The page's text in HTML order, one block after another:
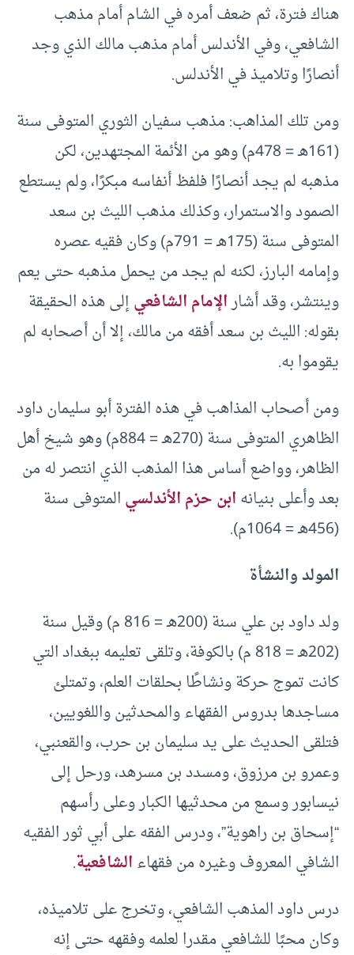
هناك فترة، ثم ضعف أمره في الشام أمام مذهب
الشافعي، وفي الأندلس أمام مذهب مالك الذي وجد
أنصارًا وتلاميذ في الأندلس.
ومن تلك المذاهب: مذهب سفيان الثوري المتوفى سنة
(161هـ = 478م) وهو من الأئمة المجتهدين، لكن
مذهبه لم يجد أنصارًا فلفظ أنفاسه مبكرًا، ولم يستطع
الصمود والاستمرار، وكذلك مذهب الليث بن سعد
المتوفى سنة (175هـ = 791م) وكان فقيه عصره
وإمامه البارز، لكنه لم يجد من يحمل مذهبه حتى يعم
وينتشر، وقد أشارالإمام الشافعيإلى هذه الحقيقة
بقوله: الليث بن سعد أفقه من مالك، إلا أن أصحابه لم
يقوموا به.
ومن أصحاب المذاهب في هذه الفترة أبو سليمان داود
الظاهري المتوفى سنة (270هـ = 884م) وهو شيخ أهل
الظاهر، وواضع أساس هذا المذهب الذي انتصر له من
بعد وأعلى بنيانهابن حزم الأندلسيالمتوفى سنة
(456هـ = 1064م).
المولد والنشأة
ولد داود بن علي سنة (200هـ = 816 م) وقيل سنة
(202هـ = 818 م) بالكوفة، وتلقى تعليمه ببغداد التي
كانت تموج حركة ونشاطًا بحلقات العلم، وتمتلئ
مساجدها بدروس الفقهاء والمحدثين واللغويين،
فتلقى الحديث على يد سليمان بن حرب، والقعنبي،
وعمرو بن مرزوق، ومسدد بن مسرهد، ورحل إلى
نيسابور وسمع من محدثيها الكبار وعلى رأسهم
“إسحاق بن راهوية”، ودرس الفقه على أبي ثور الفقيه
الشافي المعروف وغيره من فقهاءالشافعية.
درس داود المذهب الشافعي، وتخرج على تلاميذه،
وكان محبًا للشافعي مقدرا لعلمه وفقهه حتى إنه